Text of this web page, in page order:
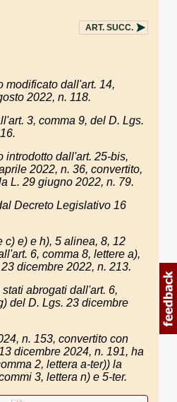
ART. SUCC.
modificato dall'art. 14,
2022, n. 118.
3, comma 9, del D. Lgs.
introdotto dall'art. 25-bis,
2022, n. 36, convertito,
L. 29 giugno 2022, n. 79.
Decreto Legislativo 16
c) e) e h), 5 alinea, 8, 12
6, comma 8, lettere a),
dicembre 2022, n. 213.
abrogati dall'art. 6,
del D. Lgs. 23 dicembre
n. 153, convertito con
dicembre 2024, n. 191, ha
2, lettera a-ter)) la
3, lettera n) e 5-ter.